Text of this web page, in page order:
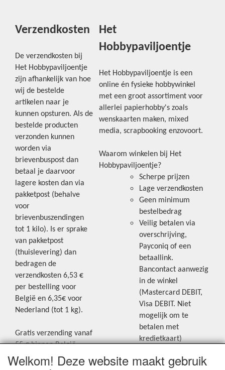
Verzendkosten
De verzendkosten bij
Het Hobbypaviljoentje
zijn afhankelijk van hoe
wij de bestelde
artikelen naar je
kunnen opsturen. Als de
bestelde producten
verzonden kunnen
worden via
brievenbuspost dan
betaal je daarvoor
lagere kosten dan via
pakketpost (behalve
voor
brievenbuszendingen
tot 1 kilo). Is er sprake
van pakketpost
(thuislevering) dan
bedragen de
verzendkosten 6,53 €
per bestelling voor
België en 6,35€ voor
Nederland (tot 1 kg).
Gratis verzending vanaf
55 € binnen België.
Gratis verzending vanaf
65 € naar Nederland.
Het
Hobbypaviljoentje
Het Hobbypaviljoentje is een
online én fysieke hobbywinkel
met een groot assortiment voor
allerlei papierhobby's zoals
wenskaarten maken, mixed
media, scrapbooking enzovoort.
Waarom winkelen bij Het
Hobbypaviljoentje?
Scherpe prijzen
Lage verzendkosten
Geen minimum
bestelbedrag
Veilig betalen via
overschrijving,
Payconiq of een
betaallink.
Bancontact aanwezig
in de winkel
(Mastercard DEBIT,
Visa DEBIT. Niet
mogelijk om te
betalen met
kredietkaart)
Blijf op de hoogte van de laatste
Welkom! Deze website maakt gebruik